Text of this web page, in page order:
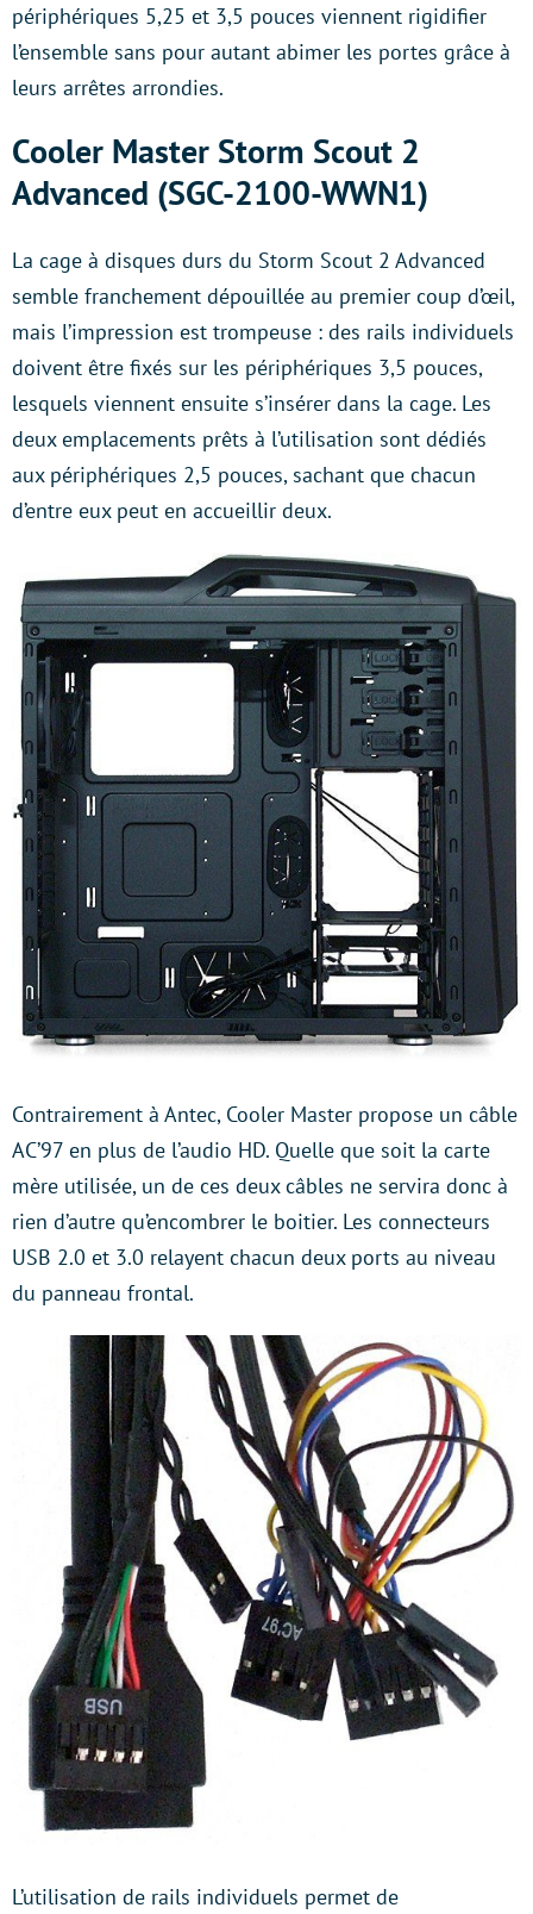
périphériques 5,25 et 3,5 pouces viennent rigidifier
l’ensemble sans pour autant abimer les portes grâce à
leurs arrêtes arrondies.
Cooler Master Storm Scout 2
Advanced (SGC-2100-WWN1)
La cage à disques durs du Storm Scout 2 Advanced
semble franchement dépouillée au premier coup d’œil,
mais l’impression est trompeuse : des rails individuels
doivent être fixés sur les périphériques 3,5 pouces,
lesquels viennent ensuite s’insérer dans la cage. Les
deux emplacements prêts à l’utilisation sont dédiés
aux périphériques 2,5 pouces, sachant que chacun
d’entre eux peut en accueillir deux.
Contrairement à Antec, Cooler Master propose un câble
AC’97 en plus de l’audio HD. Quelle que soit la carte
mère utilisée, un de ces deux câbles ne servira donc à
rien d’autre qu’encombrer le boitier. Les connecteurs
USB 2.0 et 3.0 relayent chacun deux ports au niveau
du panneau frontal.
L’utilisation de rails individuels permet de